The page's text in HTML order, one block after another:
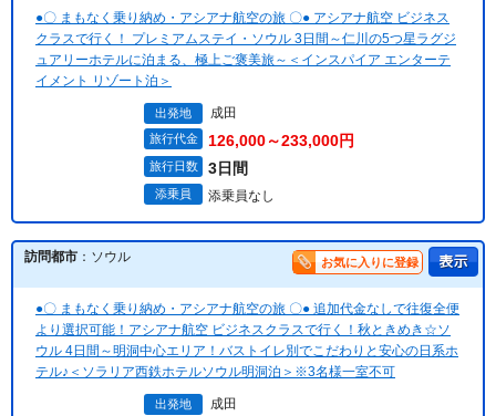
●〇 まもなく乗り納め・アシアナ航空の旅 〇● アシアナ航空 ビジネス
クラスで行く！ プレミアムステイ・ソウル 3日間～仁川の5つ星ラグジ
ュアリーホテルに泊まる、極上ご褒美旅～＜インスパイア エンターテ
イメント リゾート泊＞
出発地 成田
旅行代金 126,000～233,000円
旅行日数 3日間
添乗員 添乗員なし
訪問都市 ：ソウル お気に入りに登録
●〇 まもなく乗り納め・アシアナ航空の旅 〇● 追加代金なしで往復全便
より選択可能！アシアナ航空 ビジネスクラスで行く！秋ときめき☆ソ
ウル 4日間～明洞中心エリア！バストイレ別でこだわりと安心の日系ホ
テル♪＜ソラリア西鉄ホテルソウル明洞泊＞※3名様一室不可
出発地 成田